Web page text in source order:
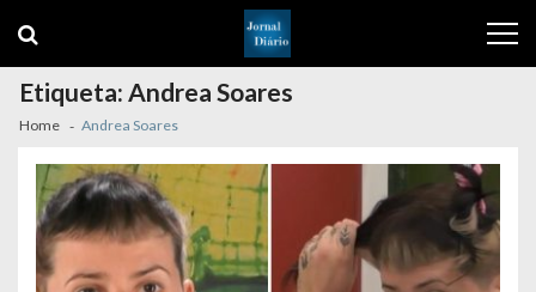
navigation
content
Etiqueta:Andrea Soares
Home Andrea Soares